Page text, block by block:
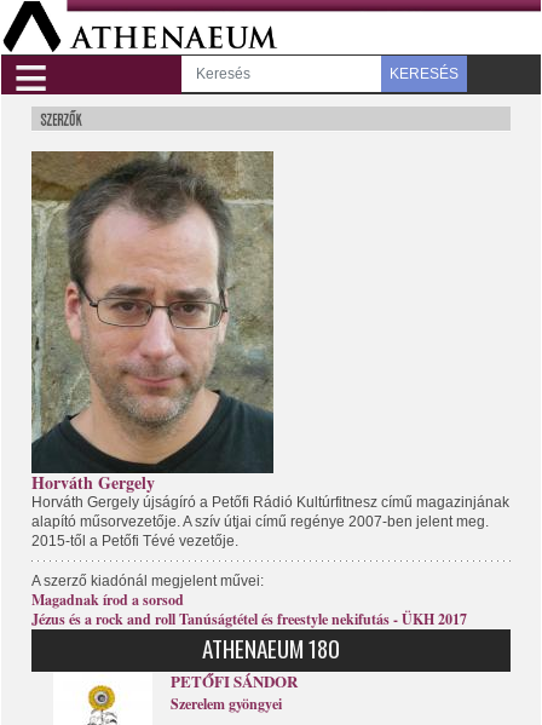
≡ KERESÉS
Horváth Gergely
Horváth Gergely újságíró a Petőfi Rádió Kultúrfitnesz című magazinjának
alapító műsorvezetője. A szív útjai című regénye 2007-ben jelent meg.
2015-től a Petőfi Tévé vezetője.
A szerző kiadónál megjelent művei:
Magadnak írod a sorsod
Jézus és a rock and roll Tanúságtétel és freestyle nekifutás - ÜKH 2017
ATHENAEUM 180
PETŐFI SÁNDOR
Szerelem gyöngyei